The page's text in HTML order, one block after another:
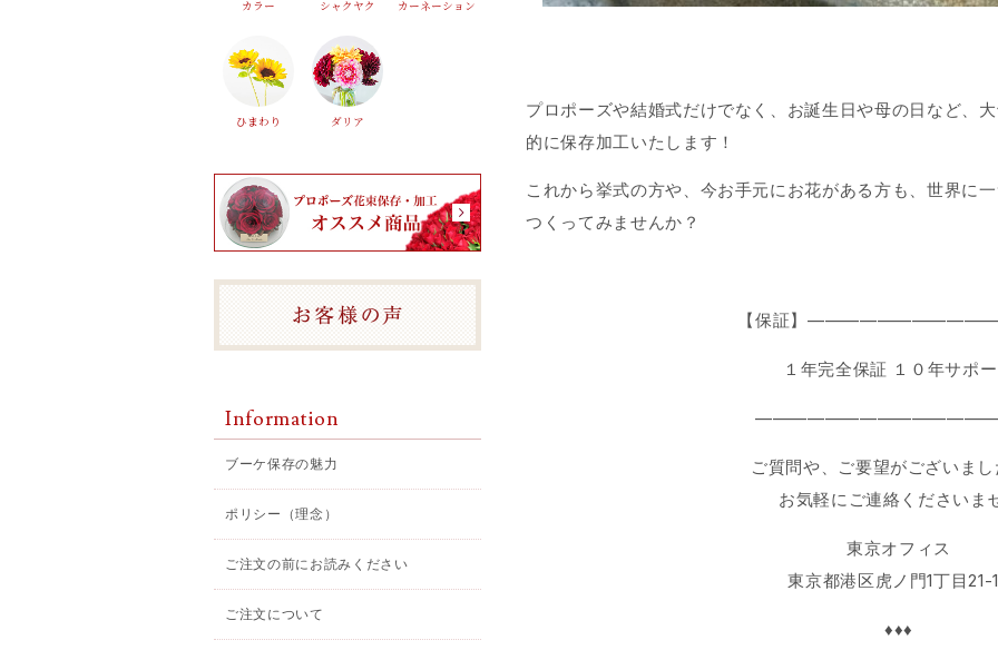
プロポーズや結婚式だけでなく、お誕生日や母の日など、
的に保存加工いたします！
これから挙式の方や、今お手元にお花がある方も、世界に
つくってみませんか？
【保証】
１年完全保証 １０年サポ
ご質問や、ご要望がございま
お気軽にご連絡くださいま
東京オフィス
東京都港区虎ノ門1丁目21-
♦♦♦
カラー シャクヤク カーネーション
ひまわり ダリア
Information
ブーケ保存の魅力
ポリシー（理念）
ご注文の前にお読みください
ご注文について